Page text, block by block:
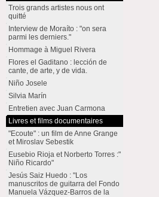
Trois grands artistes nous ont
quitté
Interview de Moraíto : "on sera
parmi les derniers."
Hommage à Miguel Rivera
Flores el Gaditano : lección de
cante, de arte, y de vida.
Niño Josele
Silvia Marín
Entretien avec Juan Carmona
Livres et films documentaires
"Ecoute" : un film de Anne Grange
et Miroslav Sebestik
Eusebio Rioja et Norberto Torres :"
Niño Ricardo"
Jesús Saiz Huedo : "Los
manuscritos de guitarra del Fondo
Manuela Vázquez-Barros de la